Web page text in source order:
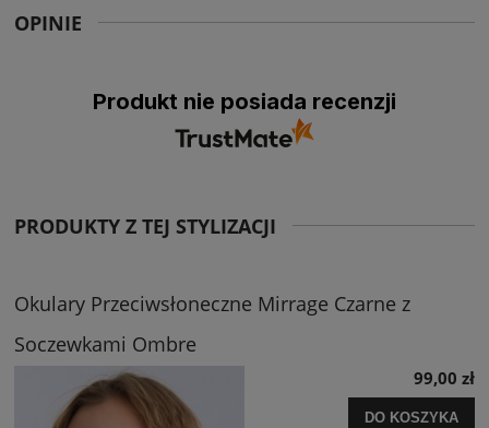
OPINIE
Produkt nie posiada recenzji
PRODUKTY Z TEJ STYLIZACJI
Okulary Przeciwsłoneczne Mirrage Czarne z
Soczewkami Ombre
99,00 zł
DO KOSZYKA